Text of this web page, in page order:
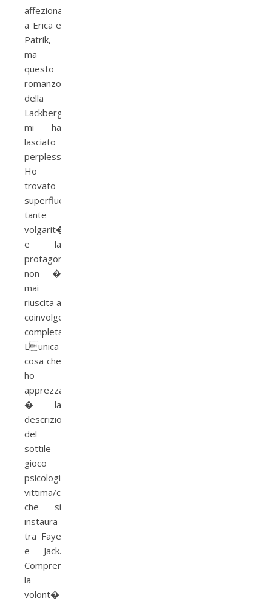
affezionata
a Erica e
Patrik,
ma
questo
romanzo
della
Lackberg
mi ha
lasciato
perplessa.
Ho
trovato
superflue
tante
volgarit�
e la
protagonista
non �
mai
riuscita a
coinvolgermi
completamente.
Lunica
cosa che
ho
apprezzato
� la
descrizione
del
sottile
gioco
psicologico
vittima/carnefice
che si
instaura
tra Faye
e Jack.
Comprendo
la
volont�